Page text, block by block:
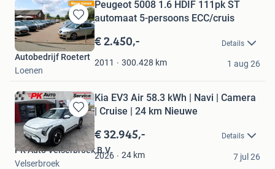
Bewaren
in
Mijn
Favorieten
Peugeot 5008 1.6 HDIF 111pk ST
automaat 5-persoons ECC/cruis
€ 2.450,- Details
2011 300.428 km
Autobedrijf Roetert
Loenen
1 aug 26
Bewaren
in
Mijn
Favorieten
Kia EV3 Air 58.3 kWh | Navi | Camera
| Cruise | 24 km Nieuwe
€ 32.945,- Details
2026 24 km
PK Auto Velserbroek B.V.
Velserbroek
7 jul 26